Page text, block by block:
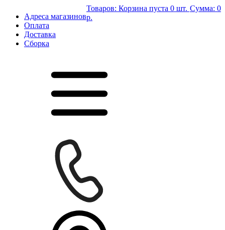
Адреса магазинов
Оплата
Доставка
Сборка
Товаров: Корзина пуста 0 шт. Сумма: 0
р.